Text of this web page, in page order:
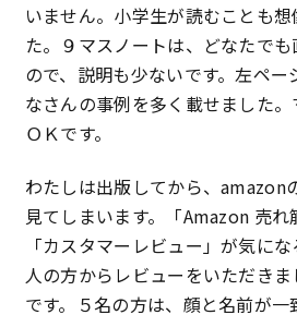
特定商取引法に基づく表記
プライバシーポリシー
いません。小学生が読むことも
た。９マスノートは、どなたで
ので、説明も少ないです。左ペ
なさんの事例を多く載せました
ＯＫです。
わたしは出版してから、amazon
見てしまいます。「Amazon 売れ
「カスタマーレビュー」が気に
人の方からレビューをいただき
です。５名の方は、顔と名前が